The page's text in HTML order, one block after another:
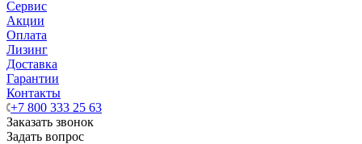
Сервис
Акции
Оплата
Лизинг
Доставка
Гарантии
Контакты
+7 800 333 25 63
Заказать звонок
Задать вопрос